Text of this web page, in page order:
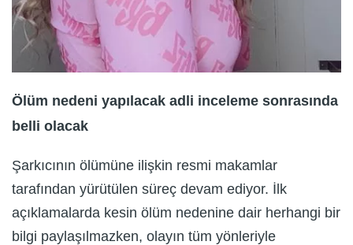
Ölüm nedeni yapılacak adli inceleme sonrasında
belli olacak
Şarkıcının ölümüne ilişkin resmi makamlar
tarafından yürütülen süreç devam ediyor. İlk
açıklamalarda kesin ölüm nedenine dair herhangi bir
bilgi paylaşılmazken, olayın tüm yönleriyle